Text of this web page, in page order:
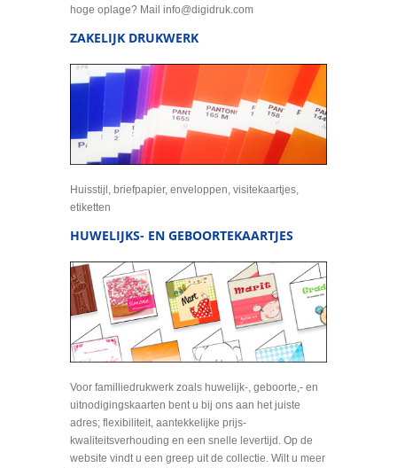
hoge oplage? Mail info@digidruk.com
ZAKELIJK DRUKWERK
Huisstijl, briefpapier, enveloppen, visitekaartjes,
etiketten
HUWELIJKS- EN GEBOORTEKAARTJES
Voor familliedrukwerk zoals huwelijk-, geboorte,- en
uitnodigingskaarten bent u bij ons aan het juiste
adres; flexibiliteit, aantekkelijke prijs-
kwaliteitsverhouding en een snelle levertijd. Op de
website vindt u een greep uit de collectie. Wilt u meer